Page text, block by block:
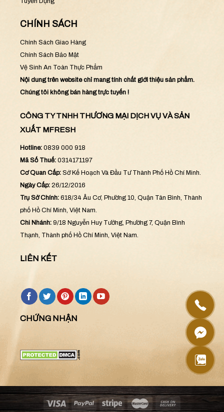
Chăm Sóc Khách Hàng
Tuyển Dụng
CHÍNH SÁCH
Chính Sách Giao Hàng
Chính Sách Bảo Mật
Vệ Sinh An Toàn Thực Phẩm
Chúng tôi không bán hàng trực tuyến !
CÔNG TY TNHH THƯƠNG MẠI DỊCH VỤ VÀ SẢN
XUẤT MFRESH
Hotline:0839 000 918
Mã Số Thuế:0314171197
Cơ Quan Cấp:Sở Kế Hoạch Và Đầu Tư Thành Phố Hồ Chí Minh.
Ngày Cấp:26/12/2016
Trụ Sở Chính:618/34 Âu Cơ, Phường 10, Quận Tân Bình, Thành
phố Hồ Chí Minh, Việt Nam.
Thạnh, Thành phố Hồ Chí Minh, Việt Nam.